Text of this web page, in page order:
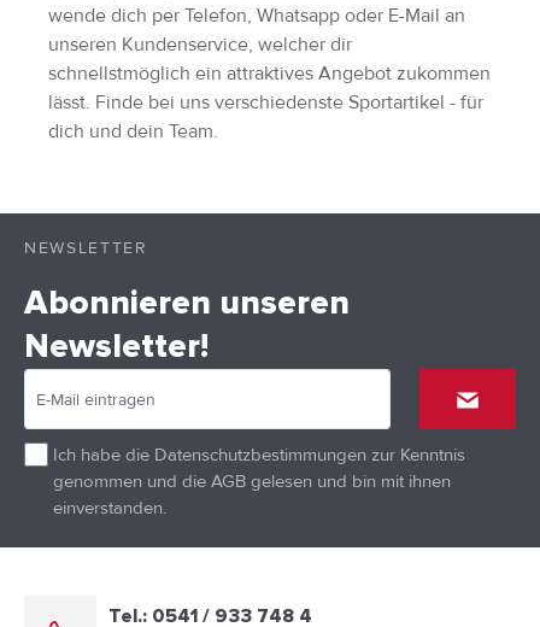
wende dich per Telefon, Whatsapp oder E-Mail an
unseren Kundenservice, welcher dir
schnellstmöglich ein attraktives Angebot zukommen
lässt. Finde bei uns verschiedenste Sportartikel - für
dich und dein Team.
NEWSLETTER
Abonnieren unseren
Newsletter!
Ich habe die Datenschutzbestimmungen zur Kenntnis
genommen und die AGB gelesen und bin mit ihnen
einverstanden.
Tel.: 0541 / 933 748 4